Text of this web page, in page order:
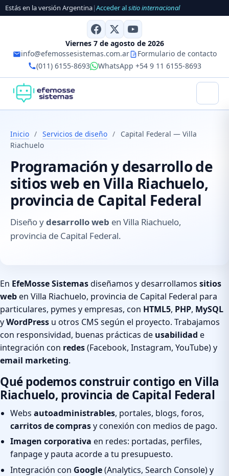
Estás en la versión Argentina|Acceder alsitio internacional
Viernes 7 de agosto de 2026
info@efemossesistemas.com.ar
Formulario de contacto
(011) 6155-8693
WhatsApp +54 9 11 6155-8693
Inicio / Servicios de diseño /
Capital Federal — Villa
Riachuelo
Programación y desarrollo de
sitios web en Villa Riachuelo,
provincia de Capital Federal
Diseño ydesarrollo web en Villa Riachuelo,
provincia de Capital Federal.
En EfeMosse Sistemasdiseñamos y desarrollamos sitios
weben Villa Riachuelo, provincia de Capital Federal para
particulares, pymes y empresas, con HTML5, PHP, MySQL
yWordPress u otros CMS según el proyecto. Trabajamos
con responsividad, buenas prácticas de usabilidad e
integración con redes(Facebook, Instagram, YouTube) y
email marketing.
Qué podemos construir contigo en Villa
Riachuelo, provincia de Capital Federal
Webs autoadministrables, portales, blogs, foros,
carritos de comprasy conexión con medios de pago.
Imagen corporativa en redes: portadas, perfiles,
fanpage y pauta acorde a tu presupuesto.
Integración con Google(Analytics, Search Console) y